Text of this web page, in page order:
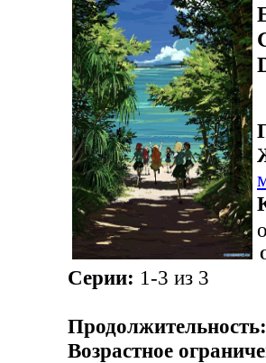
Серии: 1-3 из 3
Продолжительность:
Возрастное